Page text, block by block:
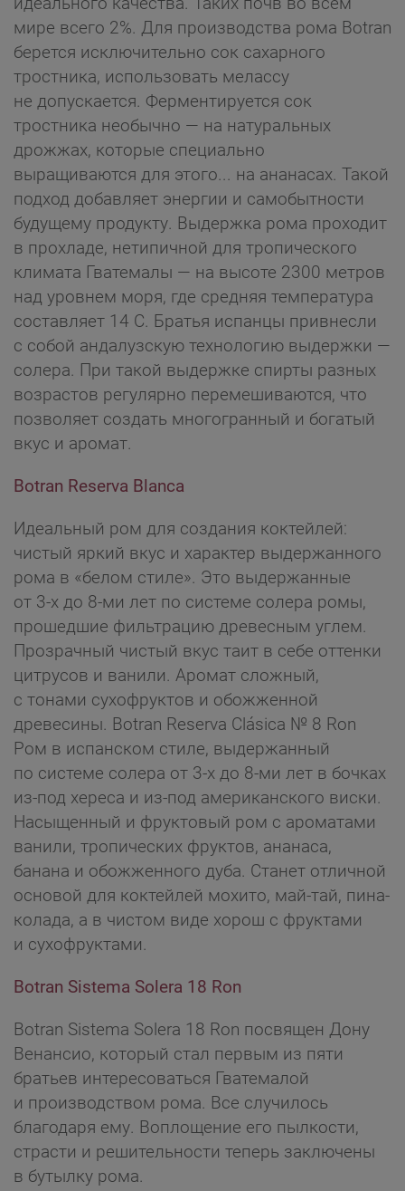
мире всего 2%. Для производства рома Botran
берется исключительно сок сахарного
тростника, использовать мелассу
не допускается. Ферментируется сок
тростника необычно — на натуральных
дрожжах, которые специально
выращиваются для этого... на ананасах. Такой
подход добавляет энергии и самобытности
будущему продукту. Выдержка рома проходит
в прохладе, нетипичной для тропического
климата Гватемалы — на высоте 2300 метров
над уровнем моря, где средняя температура
составляет 14 С. Братья испанцы привнесли
с собой андалузскую технологию выдержки —
солера. При такой выдержке спирты разных
возрастов регулярно перемешиваются, что
позволяет создать многогранный и богатый
вкус и аромат.
Botran Reserva Blanca
Идеальный ром для создания коктейлей:
чистый яркий вкус и характер выдержанного
рома в «белом стиле». Это выдержанные
от 3-х до 8-ми лет по системе солера ромы,
прошедшие фильтрацию древесным углем.
Прозрачный чистый вкус таит в себе оттенки
цитрусов и ванили. Аромат сложный,
с тонами сухофруктов и обожженной
древесины. Botran Reserva Clásica № 8 Ron
Ром в испанском стиле, выдержанный
по системе солера от 3-х до 8-ми лет в бочках
из-под хереса и из-под американского виски.
Насыщенный и фруктовый ром с ароматами
ванили, тропических фруктов, ананаса,
банана и обожженного дуба. Станет отличной
основой для коктейлей мохито, май-тай, пина-
колада, а в чистом виде хорош с фруктами
и сухофруктами.
Botran Sistema Solera 18 Ron
Botran Sistema Solera 18 Ron посвящен Дону
Венансио, который стал первым из пяти
братьев интересоваться Гватемалой
и производством рома. Все случилось
благодаря ему. Воплощение его пылкости,
страсти и решительности теперь заключены
в бутылку рома.